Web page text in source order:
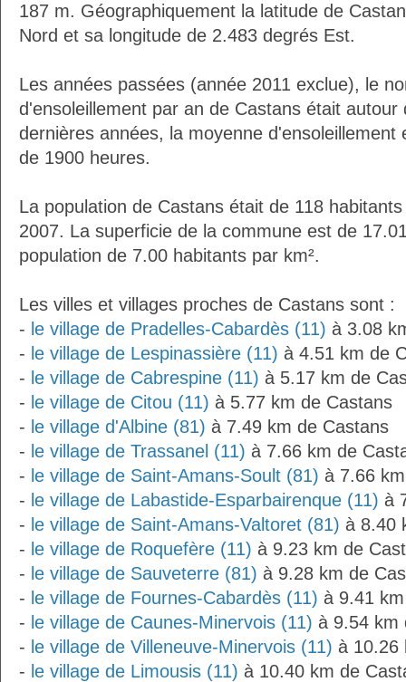
187 m. Géographiquement la latitude de
Nord et sa longitude de 2.483 degrés Est.
Les années passées (année 2011 exclue), le
d'ensoleillement par an de Castans était autour
dernières années, la moyenne d'ensoleillement
de 1900 heures.
La population de Castans était de 118
2007. La superficie de la commune est de
population de 7.00 habitants par km².
Les villes et villages proches de Castans sont :
- le village de Pradelles-Cabardès (11) à 3.08
- le village de Lespinassière (11) à 4.51 km de
- le village de Cabrespine (11) à 5.17 km de
- le village de Citou (11) à 5.77 km de Castans
- le village d'Albine (81) à 7.49 km de Castans
- le village de Trassanel (11) à 7.66 km de
- le village de Saint-Amans-Soult (81) à 7.66
- le village de Labastide-Esparbairenque (11) à
- le village de Saint-Amans-Valtoret (81) à 8.40
- le village de Roquefère (11) à 9.23 km de
- le village de Sauveterre (81) à 9.28 km de
- le village de Fournes-Cabardès (11) à 9.41
- le village de Caunes-Minervois (11) à 9.54 km
- le village de Villeneuve-Minervois (11) à 10.26
- le village de Limousis (11) à 10.40 km de